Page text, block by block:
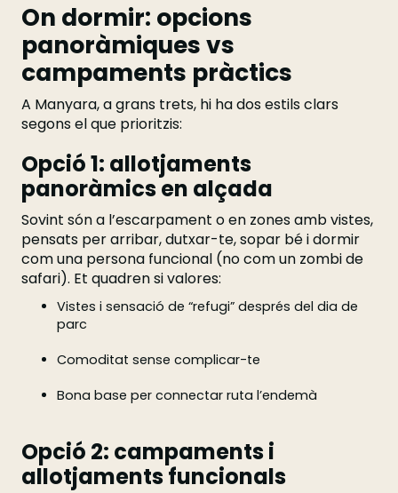
On dormir: opcions
panoràmiques vs
campaments pràctics
A Manyara, a grans trets, hi ha dos estils clars
segons el que prioritzis:
Opció 1: allotjaments
panoràmics en alçada
Sovint són a l’escarpament o en zones amb vistes,
pensats per arribar, dutxar-te, sopar bé i dormir
com una persona funcional (no com un zombi de
safari). Et quadren si valores:
Vistes i sensació de “refugi” després del dia de
parc
Comoditat sense complicar-te
Bona base per connectar ruta l’endemà
Opció 2: campaments i
allotjaments funcionals